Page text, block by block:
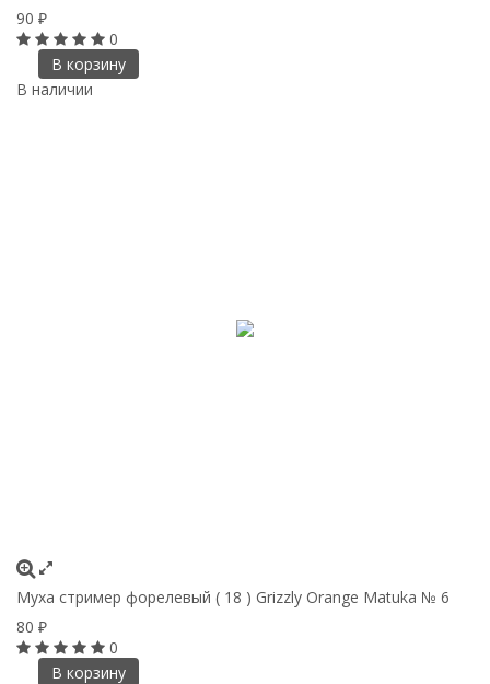
90 ₽
0
В корзину
В наличии
Муха стример форелевый ( 18 ) Grizzly Orange Matuka № 6
80 ₽
0
В корзину